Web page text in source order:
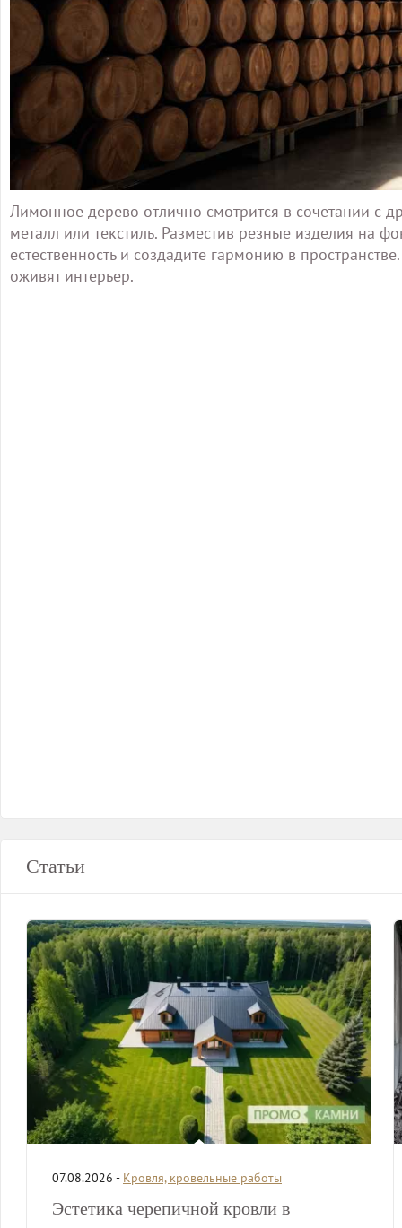
Лимонное дерево отлично смотрится в сочетании с
металл или текстиль. Разместив резные изделия на
естественность и создадите гармонию в
оживят интерьер.
Статьи
07.08.2026 - Кровля, кровельные работы
Эстетика черепичной кровли в